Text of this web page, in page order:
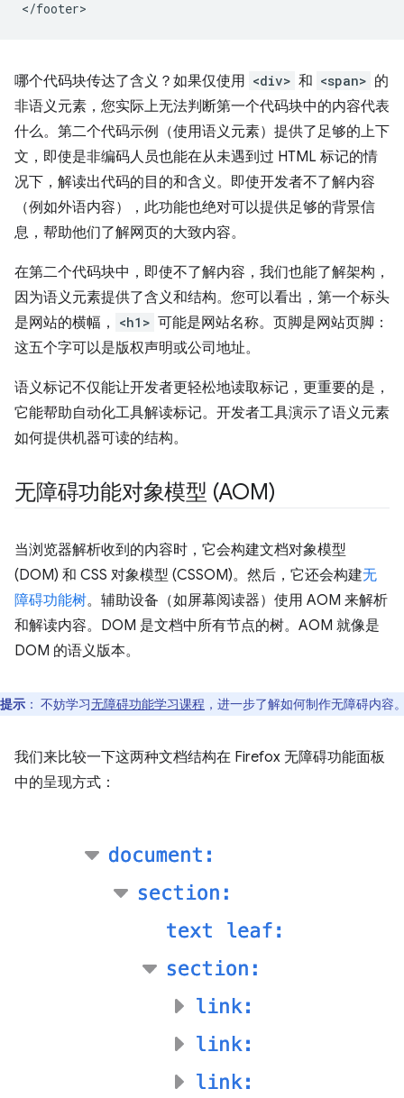
哪个代码块传达了含义？如果仅使用 <div> 和 <span> 的
非语义元素，您实际上无法判断第一个代码块中的内容代表
什么。第二个代码示例（使用语义元素）提供了足够的上下
文，即使是非编码人员也能在从未遇到过 HTML 标记的情
况下，解读出代码的目的和含义。即使开发者不了解内容
（例如外语内容），此功能也绝对可以提供足够的背景信
息，帮助他们了解网页的大致内容。
在第二个代码块中，即使不了解内容，我们也能了解架构，
因为语义元素提供了含义和结构。您可以看出，第一个标头
是网站的横幅，
<h1> 可能是网站名称。页脚是网站页脚：
这五个字可以是版权声明或公司地址。
语义标记不仅能让开发者更轻松地读取标记，更重要的是，
它能帮助自动化工具解读标记。开发者工具演示了语义元素
如何提供机器可读的结构。
无障碍功能对象模型 (AOM)
当浏览器解析收到的内容时，它会构建文档对象模型
(DOM) 和 CSS 对象模型 (CSSOM)。然后，它还会构建无
障碍功能树。辅助设备（如屏幕阅读器）使用 AOM 来解析
和解读内容。DOM 是文档中所有节点的树。AOM 就像是
DOM 的语义版本。
提示 ： 不妨学习无障碍功能学习课程 ，进一步了解如何制作无障碍内容
我们来比较一下这两种文档结构在 Firefox 无障碍功能面板
中的呈现方式：